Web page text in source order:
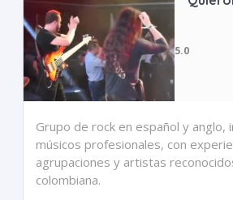
5.0
Grupo de rock en español y anglo,
músicos profesionales, con
agrupaciones y artistas
colombiana.